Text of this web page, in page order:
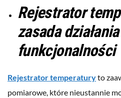
Rejestrator
zasada
funkcjonalności
Rejestrator temperaturyto
pomiarowe, które nieustannie